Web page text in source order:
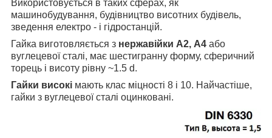
Використовується в таких сферах, як
машинобудування, будівництво висотних будівель,
зведення електро - і гідростанцій.
Гайка виготовляється з нержавійки А2, А4 або
вуглецевої сталі, має шестигранну форму, сферичний
торець і висоту рівну ~1.5 d.
Гайки високі мають клас міцності 8 і 10. Найчастіше,
гайки з вуглецевої сталі оцинковані.